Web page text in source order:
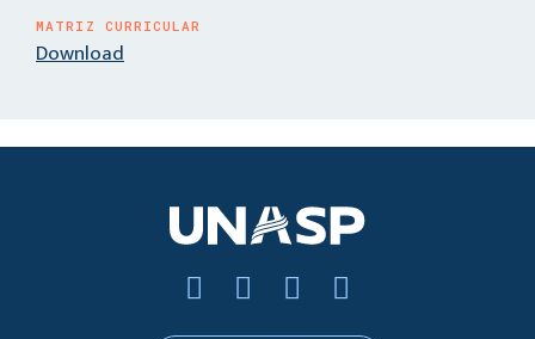
MATRIZ CURRICULAR
Download